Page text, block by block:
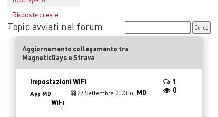
Risposte create
Topic avviati nel forum
Aggiornamento collegamento tra
MagneticDays e Strava
Impostazioni WiFi
App MD 27 Settembre 2023 in: MD
WiFi
1
0